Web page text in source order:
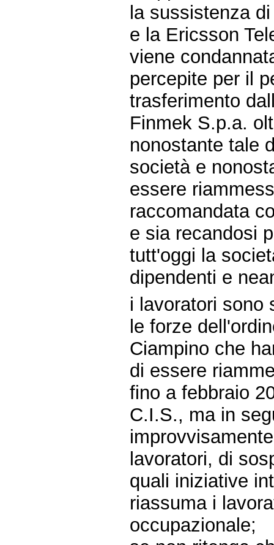
la sussistenza
e la Ericsson
viene
percepite per il
trasferimento
Finmek S.p.a.
nonostante tale
società e
essere
raccomandata
e sia recandosi
tutt'oggi la
dipendenti e
i lavoratori sono
le forze
Ciampino che
di essere
fino a febbraio
C.I.S., ma in
lavoratori, di
quali iniziative
riassuma i
occupazionale;